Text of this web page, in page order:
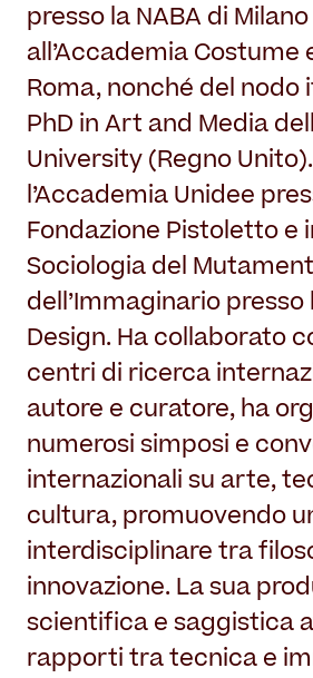
presso la NABA di Milano
all’Accademia Costume
Roma, nonché del nodo
PhD in Art and Media
University (Regno
l’Accademia Unidee
Fondazione Pistoletto e
Sociologia del
dell’Immaginario presso
Design. Ha collaborato
centri di ricerca
autore e curatore, ha
numerosi simposi e
internazionali su arte,
cultura, promuovendo
interdisciplinare tra
innovazione. La sua
scientifica e saggistica
rapporti tra tecnica e